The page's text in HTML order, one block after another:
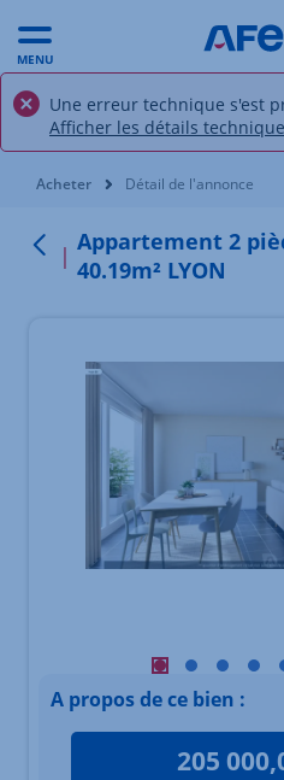
MENU
Une erreur technique s'est
Afficher les détails
Vous êtes ici:
Acheter Détail de l'annonce
Retour
Appartement 2
40.19m² LYON
VisuelVisuelVisuel
Élément 1 sur 8
A propos de ce bien :
205